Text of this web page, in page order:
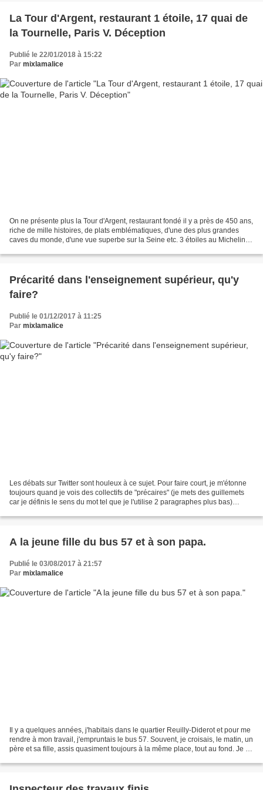
La Tour d'Argent, restaurant 1 étoile, 17 quai de
la Tournelle, Paris V. Déception
Publié le 22/01/2018 à 15:22
Par mixlamalice
On ne présente plus la Tour d'Argent, restaurant fondé il y a près de 450 ans,
riche de mille histoires, de plats emblématiques, d'une des plus grandes
caves du monde, d'une vue superbe sur la Seine etc. 3 étoiles au Michelin
Précarité dans l'enseignement supérieur, qu'y
faire?
Publié le 01/12/2017 à 11:25
Par mixlamalice
Les débats sur Twitter sont houleux à ce sujet. Pour faire court, je m'étonne
toujours quand je vois des collectifs de "précaires" (je mets des guillemets
car je définis le sens du mot tel que je l'utilise 2 paragraphes plus bas)
A la jeune fille du bus 57 et à son papa.
Publié le 03/08/2017 à 21:57
Par mixlamalice
Il y a quelques années, j'habitais dans le quartier Reuilly-Diderot et pour me
rendre à mon travail, j'empruntais le bus 57. Souvent, je croisais, le matin, un
père et sa fille, assis quasiment toujours à la même place, tout au fond. Je ne